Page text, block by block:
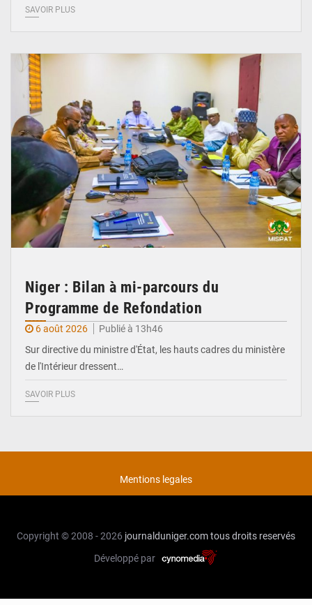
SAVOIR PLUS
Niger : Bilan à mi-parcours du
Programme de Refondation
6 août 2026
Publié à 13h46
Sur directive du ministre d'État, les hauts cadres du ministère
de l'Intérieur dressent…
SAVOIR PLUS
Mentions legales
Copyright © 2008 - 2026 journalduniger.comtous droits reservés
Développé par